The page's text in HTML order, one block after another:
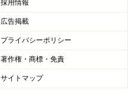
採用情報
広告掲載
プライバシーポリシー
著作権・商標・免責
サイトマップ